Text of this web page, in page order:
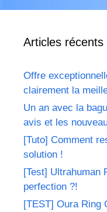
Articles récents
Offre
clairement la
Un an avec la
avis et les
[Tuto] Comment
solution !
[Test] Ultrahuman
perfection ?!
[TEST] Oura Ring